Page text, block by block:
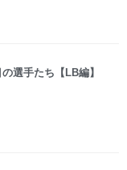
選手たち【LB編】